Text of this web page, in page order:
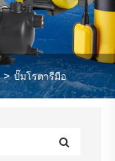
ปั๊มโรตารีมือ